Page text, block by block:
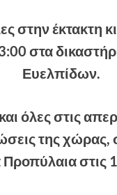
στην έκτακτη
στα
Ευελπίδων.
όλες στις
της χώρας,
Προπύλαια στις